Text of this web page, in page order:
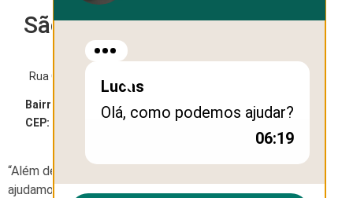
São Paulo
Rua George Ohm, 230 - Torre B
Bairro:
Cidade Monções
CEP:
“Além de soluções de design e webdesign, também
ajudamos empresas comBrindes Corporativos
Lucas
Olá, como podemos ajudar?
06:19